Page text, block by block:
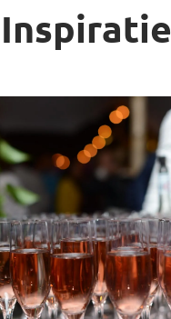
Inspiratie